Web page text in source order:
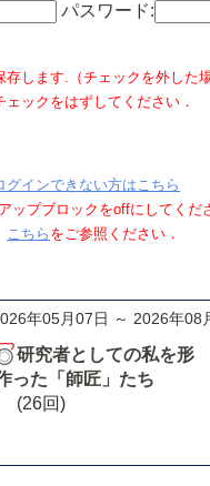
パスワード:
します.（チェックを外した
ックをはずしてください．
グインできない方はこちら
ップブロックをoffにしてくだ
こちら をご参照ください．
年05月07日 ～ 2026年08
研究者としての私を形
った「師匠」たち
(26回)